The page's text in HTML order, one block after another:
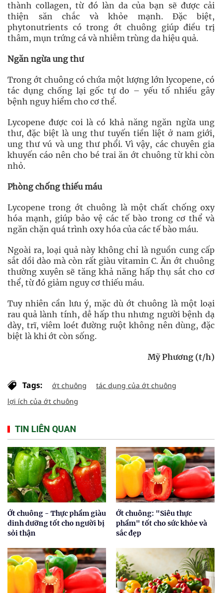
thành collagen, từ đó làn da của bạn sẽ được cải
thiện săn chắc và khỏe mạnh. Đặc biệt,
phytonutrients có trong ớt chuông giúp điều trị
thâm, mụn trứng cá và nhiễm trùng da hiệu quả.
Ngăn ngừa ung thư
Trong ớt chuông có chứa một lượng lớn lycopene, có
tác dụng chống lại gốc tự do – yếu tố nhiều gây
bệnh nguy hiểm cho cơ thể.
Lycopene được coi là có khả năng ngăn ngừa ung
thư, đặc biệt là ung thư tuyến tiền liệt ở nam giới,
ung thư vú và ung thư phổi. Vì vậy, các chuyên gia
khuyến cáo nên cho bé trai ăn ớt chuông từ khi còn
nhỏ.
Phòng chống thiếu máu
Lycopene trong ớt chuông là một chất chống oxy
hóa mạnh, giúp bảo vệ các tế bào trong cơ thể và
ngăn chặn quá trình oxy hóa của các tế bào máu.
Ngoài ra, loại quả này không chỉ là nguồn cung cấp
sắt dồi dào mà còn rất giàu vitamin C. Ăn ớt chuông
thường xuyên sẽ tăng khả năng hấp thụ sắt cho cơ
thể, từ đó giảm nguy cơ thiếu máu.
Tuy nhiên cần lưu ý, mặc dù ớt chuông là một loại
rau quả lành tính, dễ hấp thu nhưng người bệnh dạ
dày, trĩ, viêm loét đường ruột không nên dùng, đặc
biệt là khi ớt còn sống.
Mỹ Phương (t/h)
Tags: ớt chuông
tác dụng của ớt chuông
lợi ích của ớt chuông
TIN LIÊN QUAN
Ớt chuông - Thực phẩm giàu
dinh dưỡng tốt cho người bị
sỏi thận
Ớt chuông: "Siêu thực
phẩm" tốt cho sức khỏe và
sắc đẹp